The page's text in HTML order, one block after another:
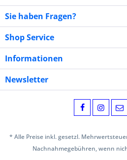
Sie haben Fragen?
Shop Service
Informationen
Newsletter
* Alle Preise inkl. gesetzl.
Nachnahmegebühren, wenn